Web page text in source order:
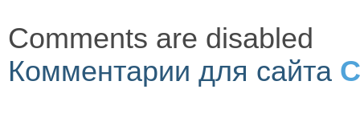
Comments are disabled
Комментарии для сайта